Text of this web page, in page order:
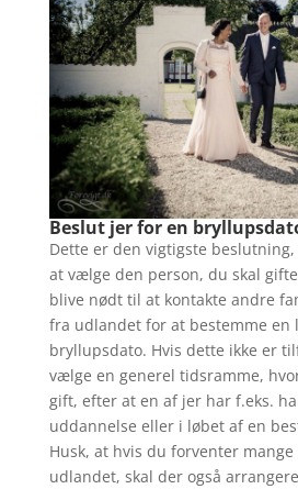
Beslut jer for en
Dette er den vigtigste
at vælge den person, du skal
blive nødt til at kontakte andre
fra udlandet for at bestemme en
bryllupsdato. Hvis dette ikke er
vælge en generel tidsramme,
gift, efter at en af jer har f.eks.
uddannelse eller i løbet af en
Husk, at hvis du forventer
udlandet, skal der også